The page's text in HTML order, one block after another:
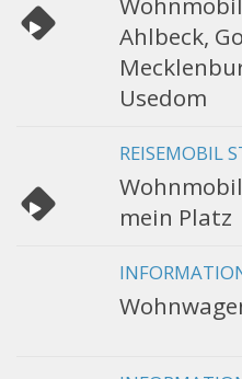
Ahlbeck,
Usedom
REISEMOBIL
mein Platz